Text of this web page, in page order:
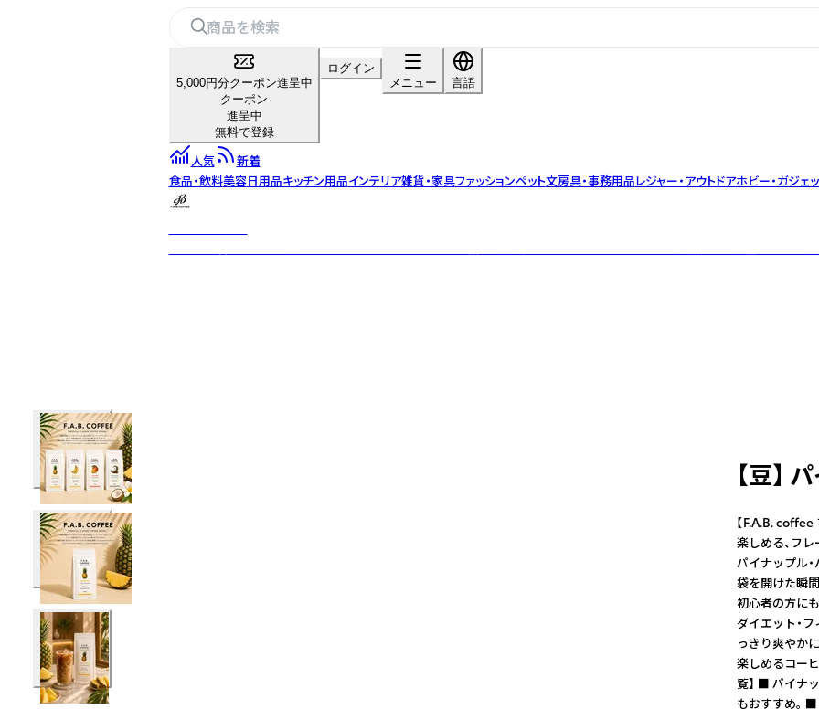
5,000円分クーポン進呈中
クーポン
進呈中
無料で登録
ログイン
メニュー
言語
人気
新着
食品・飲料美容日用品キッチン用品インテリア雑貨・家具ファッションペット文房具・事務用品レジャー・アウトドアホビー・ガジェ
【豆】
【F.A.B.
楽しめる、フ
パイナップル
袋を開けた瞬
初心者の方に
ダイエット・
っきり爽やか
楽しめるコー
覧】 ■ パイナ
もおすすめ。